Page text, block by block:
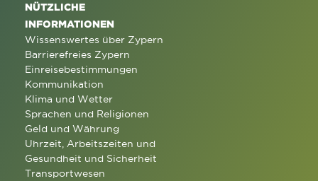
NÜTZLICHE
INFORMATIONEN
Wissenswertes über Zypern
Barrierefreies Zypern
Einreisebestimmungen
Kommunikation
Klima und Wetter
Sprachen und Religionen
Geld und Währung
Uhrzeit, Arbeitszeiten und
Gesundheit und Sicherheit
Transportwesen